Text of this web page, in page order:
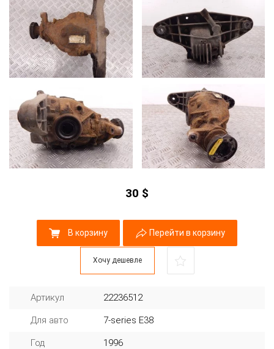
30 $
В корзину Перейти в корзину
Хочу дешевле
Артикул 22236512
Для авто 7-series E38
Год 1996